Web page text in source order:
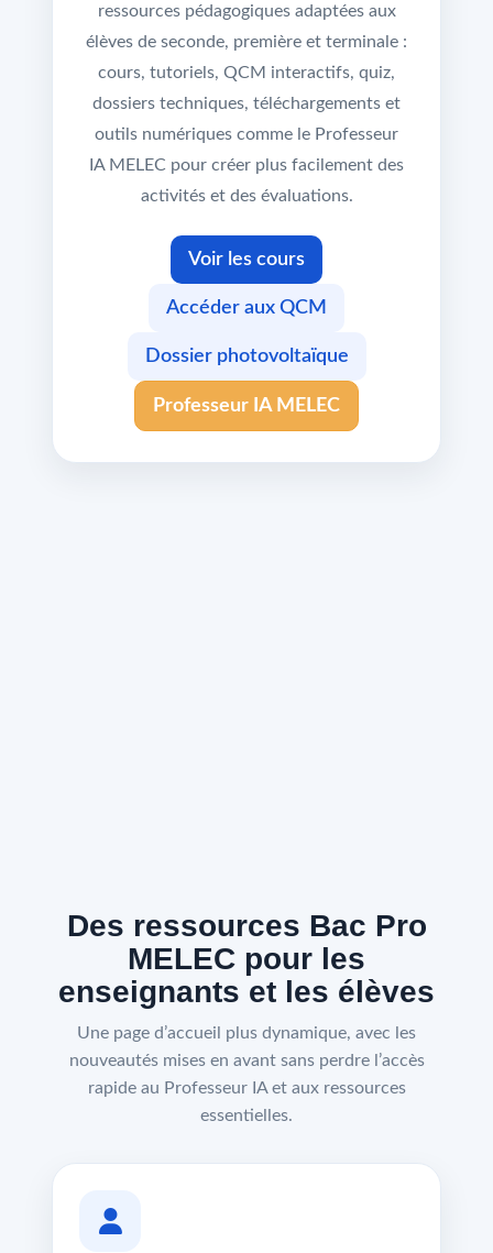
ressources pédagogiques adaptées aux
élèves de seconde, première et terminale :
cours, tutoriels, QCM interactifs, quiz,
dossiers techniques, téléchargements et
outils numériques comme le Professeur
IA MELEC pour créer plus facilement des
activités et des évaluations.
Voir les cours
Accéder aux QCM
Dossier photovoltaïque
Professeur IA MELEC
Des ressources Bac Pro
MELEC pour les
enseignants et les élèves
Une page d’accueil plus dynamique, avec les
nouveautés mises en avant sans perdre l’accès
rapide au Professeur IA et aux ressources
essentielles.